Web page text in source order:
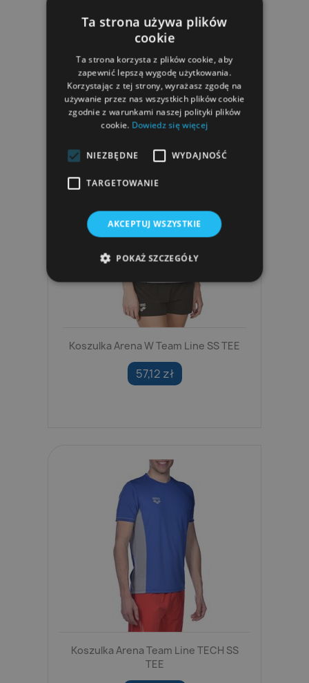
Strój Startowy Arena W PWSKIN
CARBON AIR2 FBSLOB
1 299,99 zł
Koszulka Arena W Team Line SS TEE
57,12 zł
Koszulka Arena Team Line TECH SS
TEE
Ta strona używa plików
cookie
Ta strona korzysta z plików cookie, aby
zapewnić lepszą wygodę użytkowania.
Korzystając z tej strony, wyrażasz zgodę na
używanie przez nas wszystkich plików cookie
zgodnie z warunkami naszej polityki plików
cookie. Dowiedz się więcej
NIEZBĘDNE WYDAJNOŚĆ
TARGETOWANIE
AKCEPTUJ WSZYSTKIE
POKAŻ SZCZEGÓŁY